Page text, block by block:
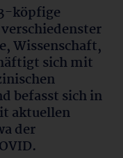
köpfige
Wissenschaft,
sich mit
befasst sich in
aktuellen
der